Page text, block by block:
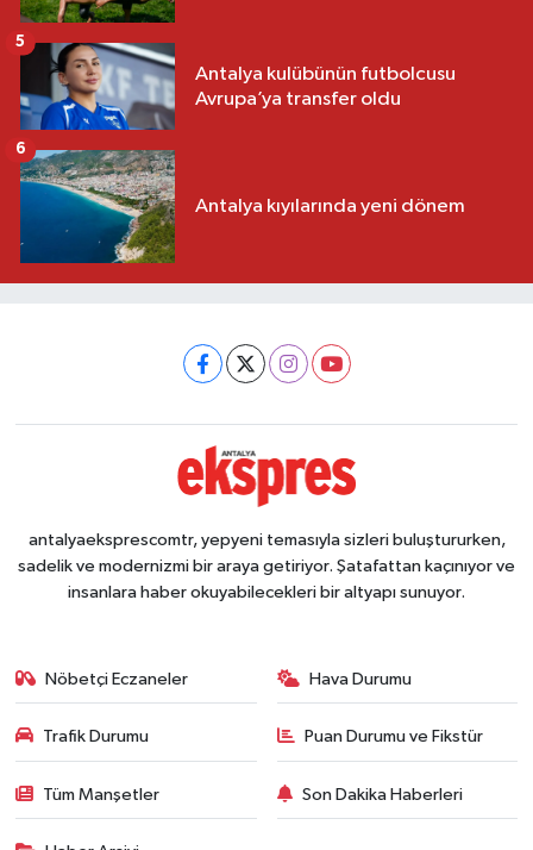
Antalya kulübünün futbolcusu
Avrupa’ya transfer oldu
5
Antalya kıyılarında yeni dönem
6
antalyaeksprescomtr, yepyeni temasıyla sizleri buluştururken,
sadelik ve modernizmi bir araya getiriyor. Şatafattan kaçınıyor ve
insanlara haber okuyabilecekleri bir altyapı sunuyor.
Nöbetçi Eczaneler Hava Durumu
Trafik Durumu Puan Durumu ve Fikstür
Tüm Manşetler Son Dakika Haberleri